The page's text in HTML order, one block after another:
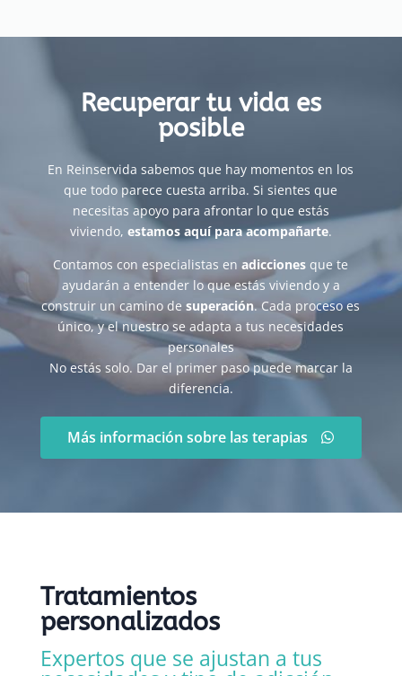
Recuperar tu vida es
posible
En Reinservida sabemos que hay momentos en los
que todo parece cuesta arriba. Si sientes que
necesitas apoyo para afrontar lo que estás
viviendo, estamos aquí para acompañarte.
Contamos con especialistas enadicciones que te
ayudarán a entender lo que estás viviendo y a
construir un camino desuperación. Cada proceso es
único, y el nuestro se adapta a tus necesidades
personales
No estás solo. Dar el primer paso puede marcar la
diferencia.
Más información sobre las terapias
Tratamientos
personalizados
Expertos que se ajustan a tus